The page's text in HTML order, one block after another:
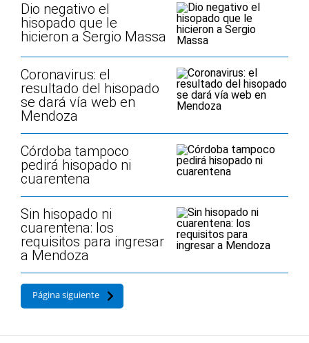
Dio negativo el
hisopado que le
hicieron a Sergio Massa
Coronavirus: el
resultado del hisopado
se dará vía web en
Mendoza
Córdoba tampoco
pedirá hisopado ni
cuarentena
Sin hisopado ni
cuarentena: los
requisitos para ingresar
a Mendoza
Página siguiente